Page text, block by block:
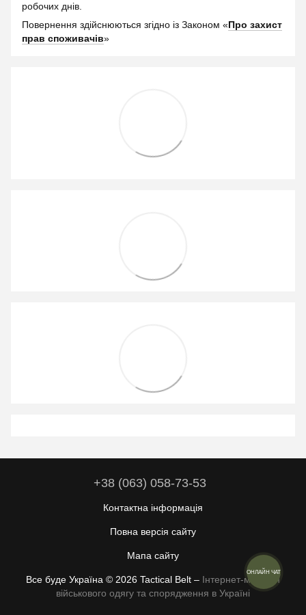
робочих днів.
Повернення здійснюються згідно із Законом «Про захист
прав споживачів»
+38 (063) 058-73-53
Контактна інформація
Повна версія сайту
Мапа сайту
Все буде Україна © 2026 Tactical Belt – Інтернет-магазин
військового одягу та спорядження в Україні
ОНЛАЙН ЧАТ